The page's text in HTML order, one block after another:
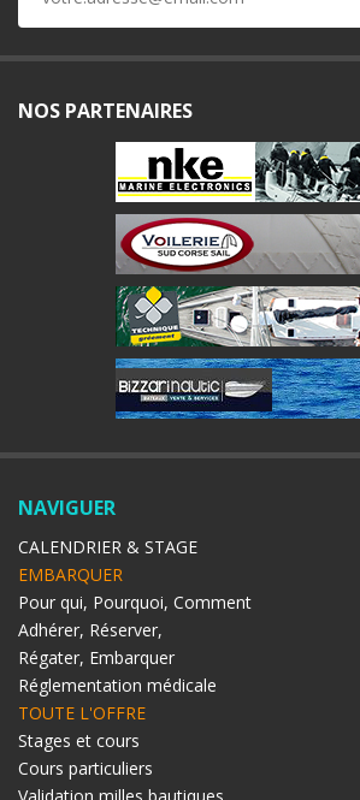
NOS PARTENAIRES
NAVIGUER
CALENDRIER & STAGE
EMBARQUER
Pour qui, Pourquoi, Comment
Adhérer, Réserver,
Régater, Embarquer
Réglementation médicale
TOUTE L'OFFRE
Stages et cours
Cours particuliers
Validation milles bautiques